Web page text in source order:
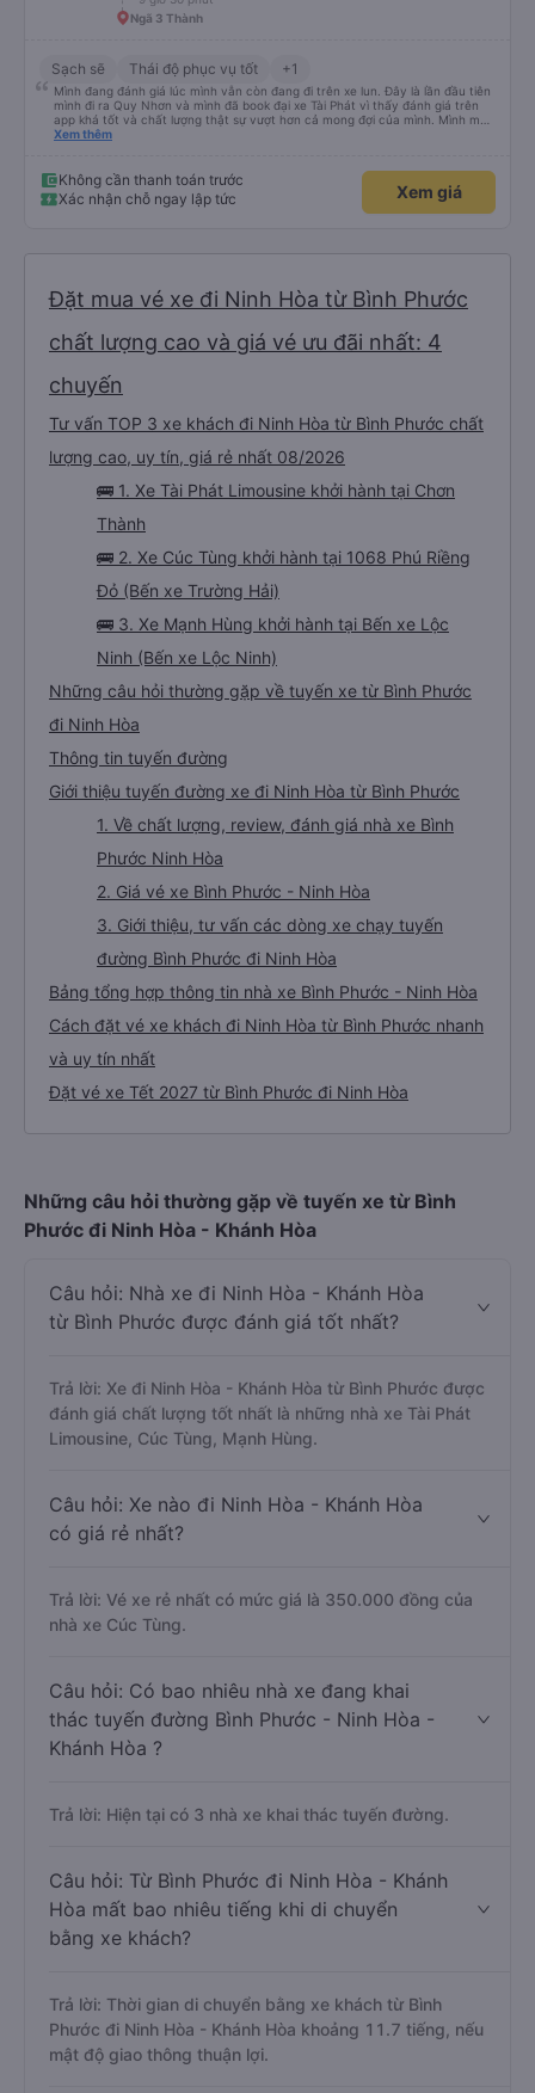
&quot;B Bạn bị sao vậy?&quot; Chuyện gì xảy ra với bạn vậy?&quot; Bây giờ
là 2:30 và tôi đang nói về nó. ạn bằng xe bu lông Limousine. Tôi nghĩ tài xế
Ngã 3 Thành
Sạch sẽ Thái độ phục vụ tốt +1
Mình đang đánh giá lúc mình vẫn còn đang đi trên xe lun. Đây là lần đầu tiên
mình đi ra Quy Nhơn và mình đã book đại xe Tài Phát vì thấy đánh giá trên
app khá tốt và chất lượng thật sự vượt hơn cả mong đợi của mình. Mình mua
giường đôi và vừa đủ cho 2 người. Nhân viên của nhà xe phải nói là siêu nhiệt
trung chuyển và lên xe lớn thì luôn hỗ trợ xách vali giùm tụi mình. Trên xe thì
có cả bánh và sữa miễn phí cho khách còn chuẩn bị cả thuốc say xe, dép,
mền, gối và đặc biệt là có gối ôm. Nchung là phải chấm nhà xe 10 sao mới
Xem thêm
Không cần thanh toán trước
Xác nhận chỗ ngay lập tức
Xem giá
Đặt mua vé xe đi Ninh Hòa từ Bình Phước
chất lượng cao và giá vé ưu đãi nhất: 4
chuyến
Tư vấn TOP 3 xe khách đi Ninh Hòa từ Bình Phước chất
lượng cao, uy tín, giá rẻ nhất 08/2026
🚌 1. Xe Tài Phát Limousine khởi hành tại Chơn
Thành
🚌 2. Xe Cúc Tùng khởi hành tại 1068 Phú Riềng
Đỏ (Bến xe Trường Hải)
🚌 3. Xe Mạnh Hùng khởi hành tại Bến xe Lộc
Ninh (Bến xe Lộc Ninh)
Những câu hỏi thường gặp về tuyến xe từ Bình Phước
đi Ninh Hòa
Thông tin tuyến đường
Giới thiệu tuyến đường xe đi Ninh Hòa từ Bình Phước
1. Về chất lượng, review, đánh giá nhà xe Bình
Phước Ninh Hòa
2. Giá vé xe Bình Phước - Ninh Hòa
3. Giới thiệu, tư vấn các dòng xe chạy tuyến
đường Bình Phước đi Ninh Hòa
Bảng tổng hợp thông tin nhà xe Bình Phước - Ninh Hòa
Cách đặt vé xe khách đi Ninh Hòa từ Bình Phước nhanh
và uy tín nhất
Đặt vé xe Tết 2027 từ Bình Phước đi Ninh Hòa
Những câu hỏi thường gặp về tuyến xe từ Bình
Phước đi Ninh Hòa - Khánh Hòa
Câu hỏi: Nhà xe đi Ninh Hòa - Khánh Hòa
từ Bình Phước được đánh giá tốt nhất?
Trả lời: Xe đi Ninh Hòa - Khánh Hòa từ Bình Phước được
đánh giá chất lượng tốt nhất là những nhà xe Tài Phát
Limousine, Cúc Tùng, Mạnh Hùng.
Câu hỏi: Xe nào đi Ninh Hòa - Khánh Hòa
có giá rẻ nhất?
Trả lời: Vé xe rẻ nhất có mức giá là 350.000 đồng của
nhà xe Cúc Tùng.
Câu hỏi: Có bao nhiêu nhà xe đang khai
thác tuyến đường Bình Phước - Ninh Hòa -
Khánh Hòa ?
Trả lời: Hiện tại có 3 nhà xe khai thác tuyến đường.
Câu hỏi: Từ Bình Phước đi Ninh Hòa - Khánh
Hòa mất bao nhiêu tiếng khi di chuyển
bằng xe khách?
Trả lời: Thời gian di chuyển bằng xe khách từ Bình
Phước đi Ninh Hòa - Khánh Hòa khoảng 11.7 tiếng, nếu
mật độ giao thông thuận lợi.